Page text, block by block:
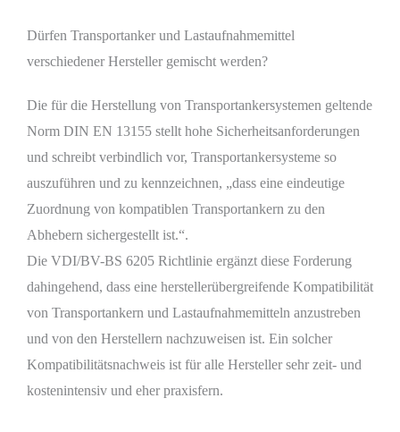
Dürfen Transportanker und Lastaufnahmemittel
verschiedener Hersteller gemischt werden?
Die für die Herstellung von Transportankersystemen geltende
Norm DIN EN 13155 stellt hohe Sicherheitsanforderungen
und schreibt verbindlich vor, Transportankersysteme so
auszuführen und zu kennzeichnen, „dass eine eindeutige
Zuordnung von kompatiblen Transportankern zu den
Abhebern sichergestellt ist.“.
Die VDI/BV-BS 6205 Richtlinie ergänzt diese Forderung
dahingehend, dass eine herstellerübergreifende Kompatibilität
von Transportankern und Lastaufnahmemitteln anzustreben
und von den Herstellern nachzuweisen ist. Ein solcher
Kompatibilitätsnachweis ist für alle Hersteller sehr zeit- und
kostenintensiv und eher praxisfern.